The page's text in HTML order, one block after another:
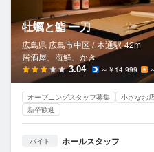
牡蠣と鮨 一刀
広島県 広島市中区 / 本通駅 42m
居酒屋、海鮮、かき
3.04 ～￥14,999
オープニングスタッフ募集 小さなお
新卒歓迎
バイト ホールスタッフ